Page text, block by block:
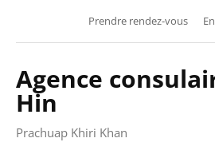
Prendre rendez-vous
Agence
Hin
Prachuap Khiri Khan